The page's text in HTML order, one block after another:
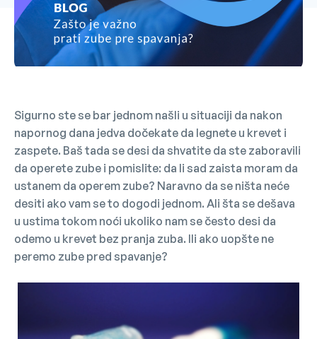
Sigurno ste se bar jednom našli u situaciji da nakon
napornog dana jedva dočekate da legnete u krevet i
zaspete. Baš tada se desi da shvatite da ste zaboravili
da operete zube i pomislite: da li sad zaista moram da
ustanem da operem zube? Naravno da se ništa neće
desiti ako vam se to dogodi jednom. Ali šta se dešava
u ustima tokom noći ukoliko nam se često desi da
odemo u krevet bez pranja zuba. Ili ako uopšte ne
peremo zube pred spavanje?